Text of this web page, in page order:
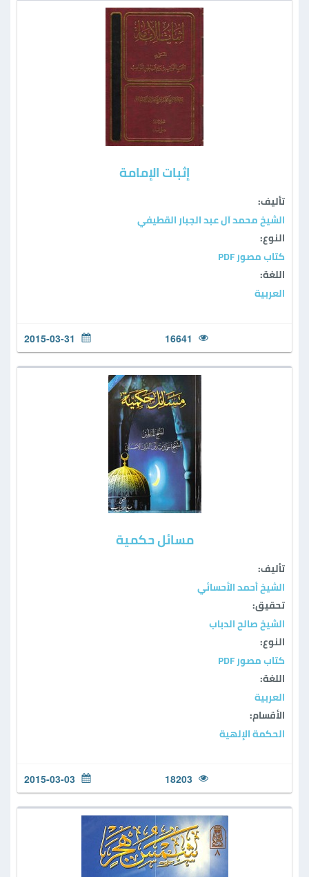
إثبات الإمامة
تأليف:
الشيخ محمد آل عبد الجبار القطيفي
النوع:
كتاب مصور PDF
اللغة:
العربية
16641
2015-03-31
مسائل حكمية
تأليف:
الشيخ أحمد الأحسائي
تحقيق:
الشيخ صالح الدباب
النوع:
كتاب مصور PDF
اللغة:
العربية
الأقسام:
الحكمة الإلهية
18203
2015-03-03